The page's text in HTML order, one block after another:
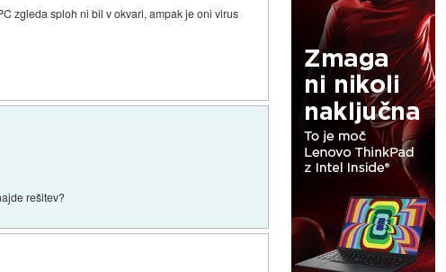
zgleda sploh ni bil v okvari, ampak je oni virus
rešitev?